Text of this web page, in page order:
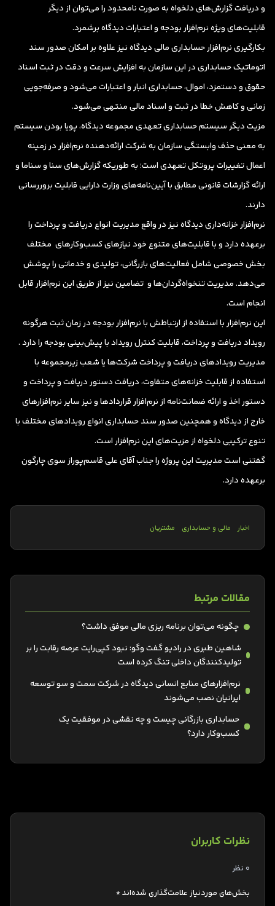
و دریافت گزارش‌های دلخواه به صورت نامحدود را می‌توان از دیگر
قابلیت‌های ویژه نرم‌افزار بودجه و اعتبارات دیدگاه برشمرد.
بکارگیری نرم‌افزار حسابداری مالی دیدگاه نیز علاوه بر امکان صدور سند
اتوماتیک حسابداری در این سازمان به افزایش سرعت و دقت در ثبت اسناد
حقوق و دستمزد، اموال، حسابداری انبار و اعتبارات می‌شود و صرفه‌جویی
زمانی و کاهش خطا در ثبت و اسناد مالی منتهی می‌شود.
مزیت دیگر سیستم حسابداری تعهدی مجموعه دیدگاه، پویا بودن سیستم
به معنی حذف وابستگی سازمان به شرکت ارائه‌دهنده نرم‌افزار در زمینه
اعمال تغییرات پروتکل تعهدی است؛ به طوریکه گزارش‌های سنا و سناما و
ارائه گزارشات قانونی مطابق با آیین‌نامه‌های وزارت دارایی قابلیت بروررسانی
دارند.
نرم‌افزار خزانه‌داری دیدگاه نیز در واقع مدیریت انواع دریافت و پرداخت‌ را
برعهده دارد و با قابلیت‌های متنوع خود نیازهای کسب‌وکارهای مختلف
بخش خصوصی شامل فعالیت‌های بازرگانی، تولیدی و خدماتی را پوشش
می‌دهد. مدیریت تنخواه‌گردان‌‌ها و تضامین نیز از طریق این نرم‌افزار قابل
انجام است.
این نرم‌افزار با استفاده از ارتباطش با نرم‌افزار بودجه در زمان ثبت هرگونه
رویداد دریافت و پرداخت، قابلیت کنترل رویداد با پیش‌بینی بودجه را دارد .
مدیریت رویدادهای دریافت و پرداخت شرکت‌ها یا شعب زیرمجموعه با
استفاده از قابلیت خزانه‌های متفاوت، دریافت دستور دریافت و پرداخت و
دستور اخذ و ارائه ضمانت‌نامه از نرم‌افزار قراردادها و نیز سایر نرم‌افزارهای
خارج از دیدگاه و همچنین صدور سند حسابداری انواع رویدادهای مختلف با
تنوع ترکیبی دلخواه از مزیت‌های این نرم‌افزار است.
گفتنی است مدیریت این پروژه را جناب آقای علی قاسم‌پوراز سوی چارگون
برعهده دارد.
اخبار مالی و حسابداری مشتریان
مقالات مرتبط
چگونه می‌توان برنامه ریزی مالی موفق داشت؟
شاهین طبری در رادیو گفت وگو: نبود کپی‌رایت عرصه رقابت را بر
تولیدکنندگان داخلی تنگ کرده است
نرم‌افزارهای منابع انسانی دیدگاه در شرکت سمت و سو توسعه
ایرانیان نصب می‌شوند
حسابداری بازرگانی چیست و چه نقشی در موفقیت یک
کسب‌وکار دارد؟
نظرات کاربران
0 نظر
بخش‌های موردنیاز علامت‌گذاری شده‌اند*